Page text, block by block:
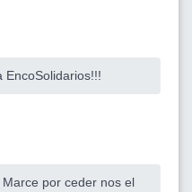
EncoSolidarios!!!
por ceder nos el